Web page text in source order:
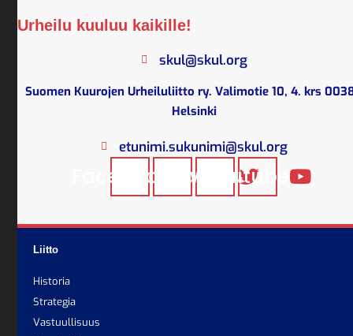
Urheilu kuuluu kaikille!
skul@skul.org
Suomen Kuurojen Urheiluliitto ry. Valimotie 10, 4. krs
Helsinki
etunimi.sukunimi@skul.org
Facebook
InstagramTwitterYoutube
Liitto
Historia
Strategia
Vastuullisuus